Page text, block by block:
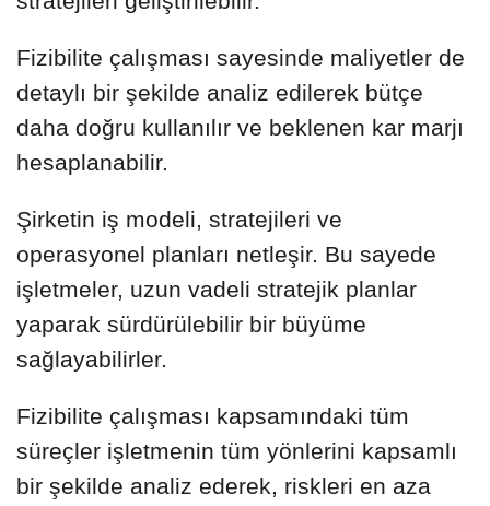
Fizibilite çalışması sayesinde maliyetler de
detaylı bir şekilde analiz edilerek bütçe
daha doğru kullanılır ve beklenen kar marjı
hesaplanabilir.
Şirketin iş modeli, stratejileri ve
operasyonel planları netleşir. Bu sayede
işletmeler, uzun vadeli stratejik planlar
yaparak sürdürülebilir bir büyüme
sağlayabilirler.
Fizibilite çalışması kapsamındaki tüm
süreçler işletmenin tüm yönlerini kapsamlı
bir şekilde analiz ederek, riskleri en aza